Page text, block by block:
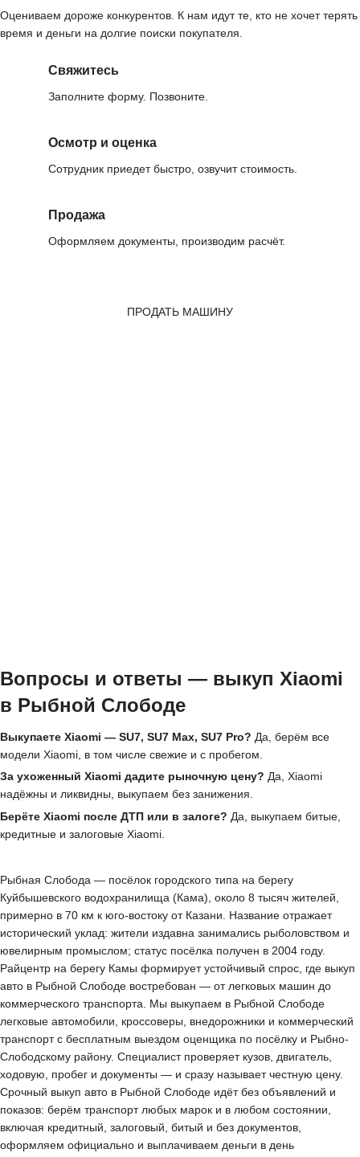
Оцениваем дороже конкурентов. К нам идут те, кто не хочет терять
время и деньги на долгие поиски покупателя.
Свяжитесь
Заполните форму. Позвоните.
Осмотр и оценка
Сотрудник приедет быстро, озвучит стоимость.
Продажа
Оформляем документы, производим расчёт.
ПРОДАТЬ МАШИНУ
Вопросы и ответы — выкуп Xiaomi
в Рыбной Слободе
Выкупаете Xiaomi — SU7, SU7 Max, SU7 Pro? Да, берём все
модели Xiaomi, в том числе свежие и с пробегом.
За ухоженный Xiaomi дадите рыночную цену? Да, Xiaomi
надёжны и ликвидны, выкупаем без занижения.
Берёте Xiaomi после ДТП или в залоге? Да, выкупаем битые,
кредитные и залоговые Xiaomi.
Рыбная Слобода — посёлок городского типа на берегу
Куйбышевского водохранилища (Кама), около 8 тысяч жителей,
примерно в 70 км к юго-востоку от Казани. Название отражает
исторический уклад: жители издавна занимались рыболовством и
ювелирным промыслом; статус посёлка получен в 2004 году.
Райцентр на берегу Камы формирует устойчивый спрос, где выкуп
авто в Рыбной Слободе востребован — от легковых машин до
коммерческого транспорта. Мы выкупаем в Рыбной Слободе
легковые автомобили, кроссоверы, внедорожники и коммерческий
транспорт с бесплатным выездом оценщика по посёлку и Рыбно-
Слободскому району. Специалист проверяет кузов, двигатель,
ходовую, пробег и документы — и сразу называет честную цену.
Срочный выкуп авто в Рыбной Слободе идёт без объявлений и
показов: берём транспорт любых марок и в любом состоянии,
включая кредитный, залоговый, битый и без документов,
оформляем официально и выплачиваем деньги в день